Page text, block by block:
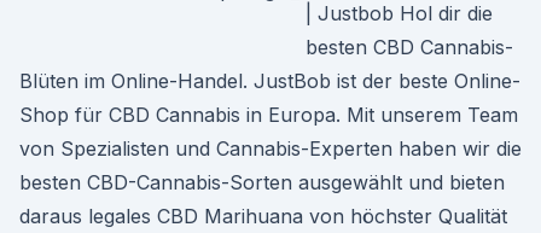
| Justbob Hol dir die
besten CBD Cannabis-
Blüten im Online-Handel. JustBob ist der beste Online-
Shop für CBD Cannabis in Europa. Mit unserem Team
von Spezialisten und Cannabis-Experten haben wir die
besten CBD-Cannabis-Sorten ausgewählt und bieten
daraus legales CBD Marihuana von höchster Qualität